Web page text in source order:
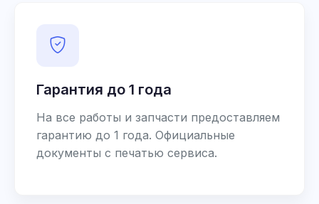
Гарантия до 1 года
На все работы и запчасти предоставляем
гарантию до 1 года. Официальные
документы с печатью сервиса.